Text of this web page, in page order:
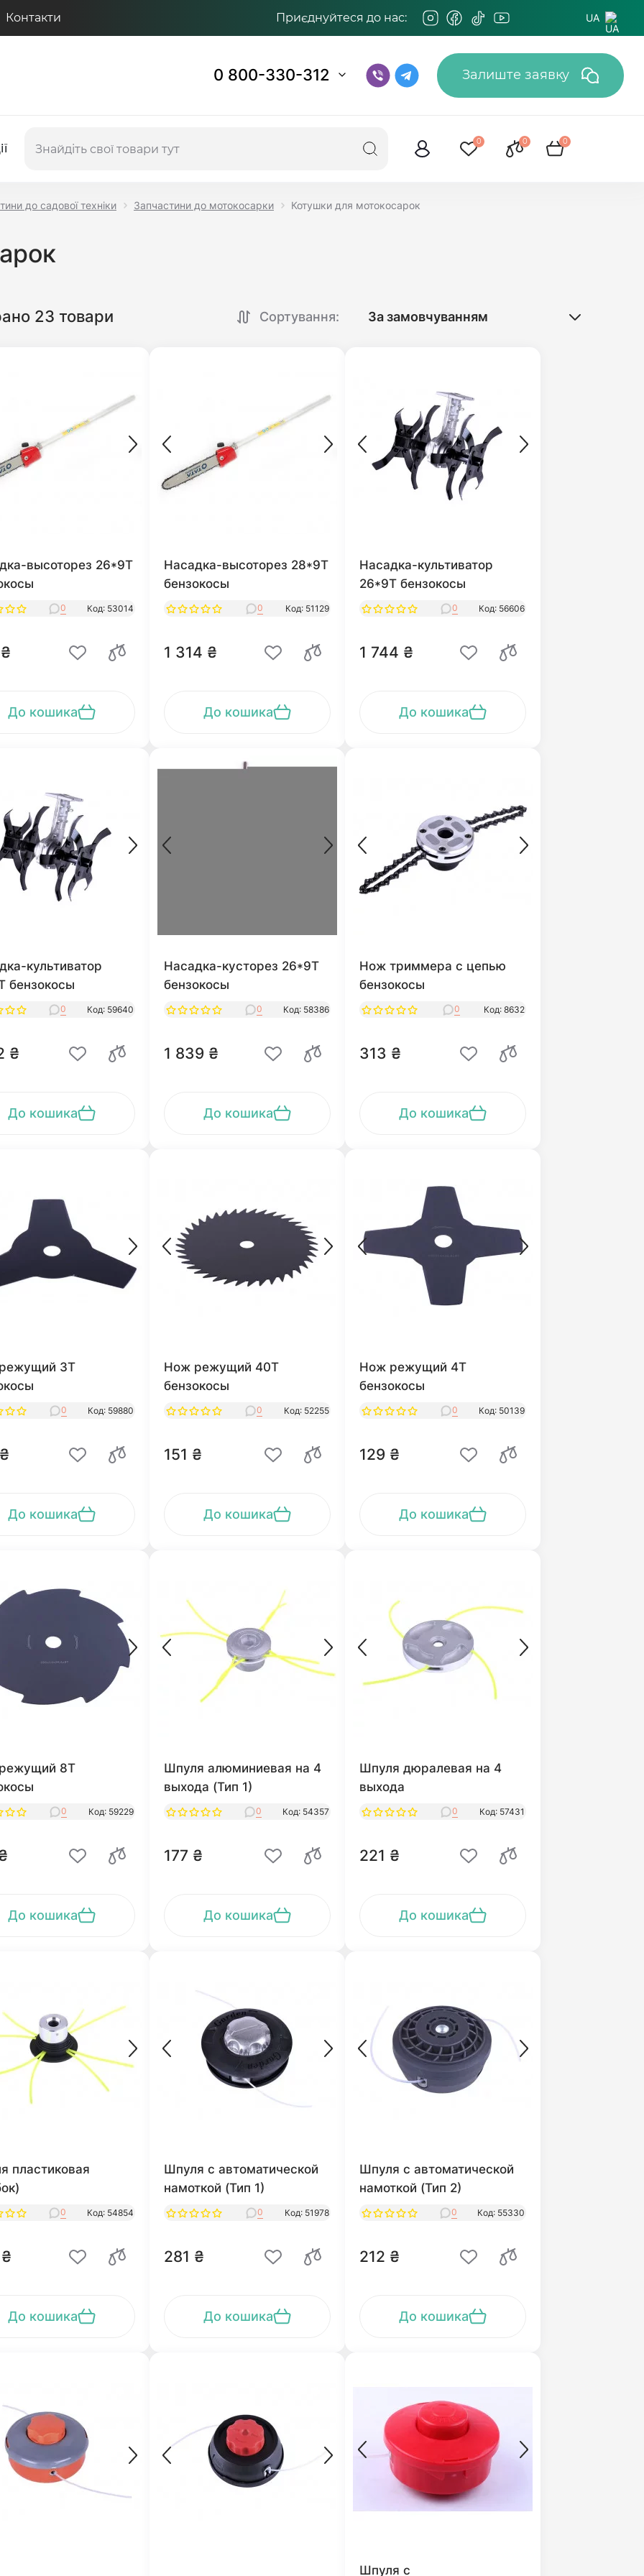
Контакти Приєднуйтеся до нас: UA
0 800-330-312 Залиште заявку
0 0 0
до садової техніки Запчастини до мотокосарки Котушки для мотокосарок
23 товари Сортування:
высоторез 26*9T
0 Код: 53014
До кошика
Насадка-высоторез 28*9T
бензокосы
0 Код: 51129
1 314 ₴
До кошика
Насадка-культиватор
26*9T бензокосы
0 Код: 56606
1 744 ₴
До кошика
культиватор
бензокосы
0 Код: 59640
₴
До кошика
Насадка-кусторез 26*9T
бензокосы
0 Код: 58386
1 839 ₴
До кошика
Нож триммера с цепью
бензокосы
0 Код: 8632
313 ₴
До кошика
3Т
0 Код: 59880
До кошика
Нож режущий 40Т
бензокосы
0 Код: 52255
151 ₴
До кошика
Нож режущий 4Т
бензокосы
0 Код: 50139
129 ₴
До кошика
8Т
0 Код: 59229
До кошика
Шпуля алюминиевая на 4
выхода (Тип 1)
0 Код: 54357
177 ₴
До кошика
Шпуля дюралевая на 4
выхода
0 Код: 57431
221 ₴
До кошика
пластиковая
0 Код: 54854
До кошика
Шпуля с автоматической
намоткой (Тип 1)
0 Код: 51978
281 ₴
До кошика
Шпуля с автоматической
намоткой (Тип 2)
0 Код: 55330
212 ₴
До кошика
Шпуля с